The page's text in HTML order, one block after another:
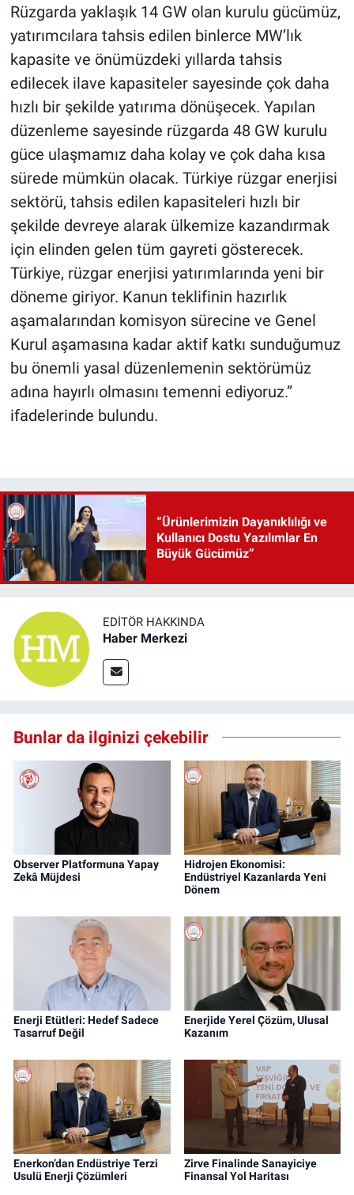
Rüzgarda yaklaşık 14 GW olan kurulu gücümüz,
yatırımcılara tahsis edilen binlerce MW’lık
kapasite ve önümüzdeki yıllarda tahsis
edilecek ilave kapasiteler sayesinde çok daha
hızlı bir şekilde yatırıma dönüşecek. Yapılan
düzenleme sayesinde rüzgarda 48 GW kurulu
güce ulaşmamız daha kolay ve çok daha kısa
sürede mümkün olacak. Türkiye rüzgar enerjisi
sektörü, tahsis edilen kapasiteleri hızlı bir
şekilde devreye alarak ülkemize kazandırmak
için elinden gelen tüm gayreti gösterecek.
Türkiye, rüzgar enerjisi yatırımlarında yeni bir
döneme giriyor. Kanun teklifinin hazırlık
aşamalarından komisyon sürecine ve Genel
Kurul aşamasına kadar aktif katkı sunduğumuz
bu önemli yasal düzenlemenin sektörümüz
adına hayırlı olmasını temenni ediyoruz.”
ifadelerinde bulundu.
“Ürünlerimizin Dayanıklılığı ve
Kullanıcı Dostu Yazılımlar En
Büyük Gücümüz”
EDITÖR HAKKINDA
Haber Merkezi
Bunlar da ilginizi çekebilir
Observer Platformuna Yapay
Zekâ Müjdesi
Hidrojen Ekonomisi:
Endüstriyel Kazanlarda Yeni
Dönem
Enerji Etütleri: Hedef Sadece
Tasarruf Değil
Enerjide Yerel Çözüm, Ulusal
Kazanım
Enerkon’dan Endüstriye Terzi
Usulü Enerji Çözümleri
Zirve Finalinde Sanayiciye
Finansal Yol Haritası